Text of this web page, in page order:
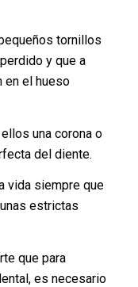
tornillos
y que a
en el hueso
una corona o
del diente.
vida siempre que
estrictas
que para
es necesario